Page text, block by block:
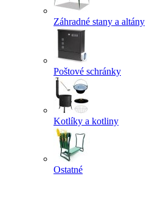
Záhradné stany a altány
Poštové schránky
Kotlíky a kotliny
Ostatné